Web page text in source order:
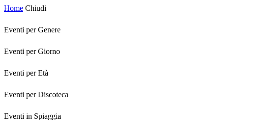
Home Chiudi
Eventi per Genere
Eventi per Giorno
Eventi per Età
Eventi per Discoteca
Eventi in Spiaggia